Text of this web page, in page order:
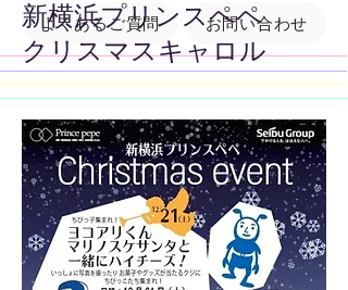
よくあるご質問 お問い合わせ
新横浜プリンスペペ
クリスマスキャロル